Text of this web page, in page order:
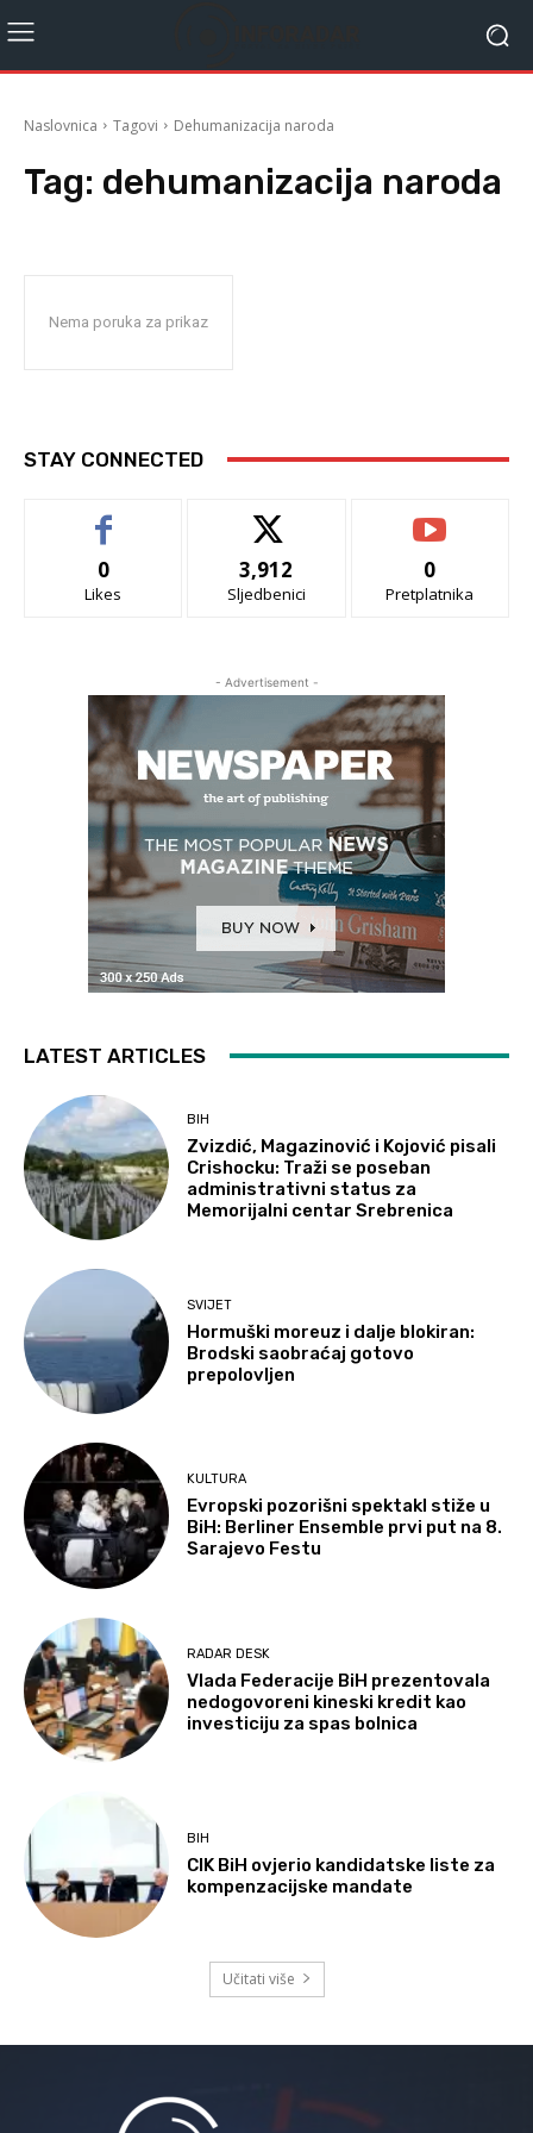
Naslovnica Tagovi Dehumanizacija naroda
Tag: dehumanizacija naroda
Nema poruka za prikaz
STAY CONNECTED
0
Likes
3,912
Sljedbenici
0
Pretplatnika
- Advertisement -
LATEST ARTICLES
BIH
Zvizdić, Magazinović i Kojović pisali
Crishocku: Traži se poseban
administrativni status za
Memorijalni centar Srebrenica
SVIJET
Hormuški moreuz i dalje blokiran:
Brodski saobraćaj gotovo
prepolovljen
KULTURA
Evropski pozorišni spektakl stiže u
BiH: Berliner Ensemble prvi put na 8.
Sarajevo Festu
RADAR DESK
Vlada Federacije BiH prezentovala
nedogovoreni kineski kredit kao
investiciju za spas bolnica
BIH
CIK BiH ovjerio kandidatske liste za
kompenzacijske mandate
Učitati više